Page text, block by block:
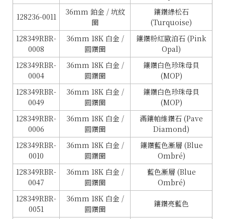
128236-0011
36mm 鉑金 / 坑紋
圈
鑲鑽綠松石
(Turquoise)
128349RBR-
0008
36mm 18K 白金 /
圓鑽圈
鑲鑽粉紅歐泊石 (Pink
Opal)
128349RBR-
0004
36mm 18K 白金 /
圓鑽圈
鑲鑽白色珍珠母貝
(MOP)
128349RBR-
0049
36mm 18K 白金 /
圓鑽圈
鑲鑽白色珍珠母貝
(MOP)
128349RBR-
0006
36mm 18K 白金 /
圓鑽圈
滿鑲帕維鑽石 (Pave
Diamond)
128349RBR-
0010
36mm 18K 白金 /
圓鑽圈
鑲鑽藍色漸層 (Blue
Ombré)
128349RBR-
0047
36mm 18K 白金 /
圓鑽圈
藍色漸層 (Blue
Ombré)
128349RBR-
0051
36mm 18K 白金 /
圓鑽圈
鑲鑽亮藍色